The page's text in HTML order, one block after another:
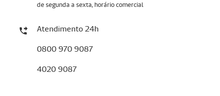
de segunda a sexta, horário comercial
Atendimento 24h
0800 970 9087
4020 9087